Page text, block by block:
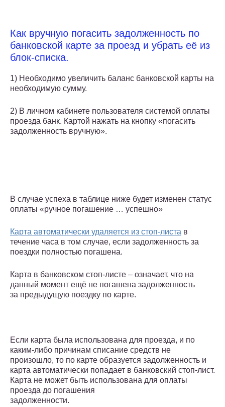
Как вручную погасить задолженность по
банковской карте за проезд и убрать её из
блок-списка.
1) Необходимо увеличить баланс банковской карты на
необходимую сумму.
2) В личном кабинете пользователя системой оплаты
проезда банк. Картой нажать на кнопку «погасить
задолженность вручную».
В случае успеха в таблице ниже будет изменен статус
оплаты «ручное погашение … успешно»
Карта автоматически удаляется из стоп-листа в
течение часа в том случае, если задолженность за
поездки полностью погашена.
Карта в банковском стоп-листе – означает, что на
данный момент ещё не погашена задолженность
за предыдущую поездку по карте.
Если карта была использована для проезда, и по
каким-либо причинам списание средств не
произошло, то по карте образуется задолженность и
карта автоматически попадает в банковский стоп-лист.
Карта не может быть использована для оплаты
проезда до погашения
задолженности.